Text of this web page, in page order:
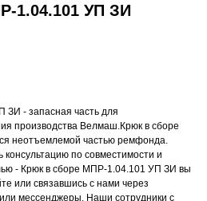
1.04.101 УП ЗИ
ЗИ - запасная часть для
производства Велмаш.Крюк в сборе
неотъемлемой частью ремфонда.
по совместимости и
- Крюк в сборе МПР-1.04.101 УП ЗИ вы
или связавшись с нами через
мессенджеры. Наши сотрудники с